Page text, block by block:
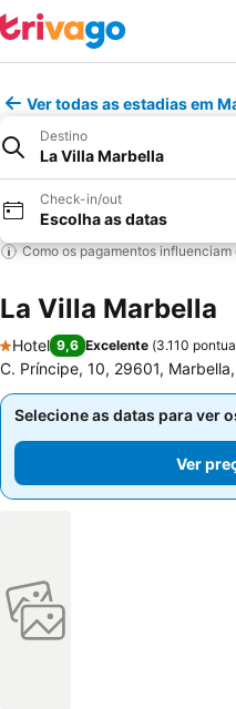
Ver todas as estadias em
Destino
La Villa Marbella
Check-in/out
Escolha as datas
Como os pagamentos influenciam
La Villa Marbella
1 Estrelas
Hotel 9,6 Excelente (3.110
C. Príncipe, 10, 29601,
Selecione as datas para ver
Ver
Selecione as datas para ver
Ver